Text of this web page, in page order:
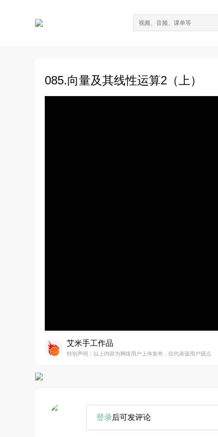
085.向量及其线性运算2（上）
艾米手工作品
特别声明：以上内容为网络用户上传发布，仅代表该用户观点
登录后可发评论